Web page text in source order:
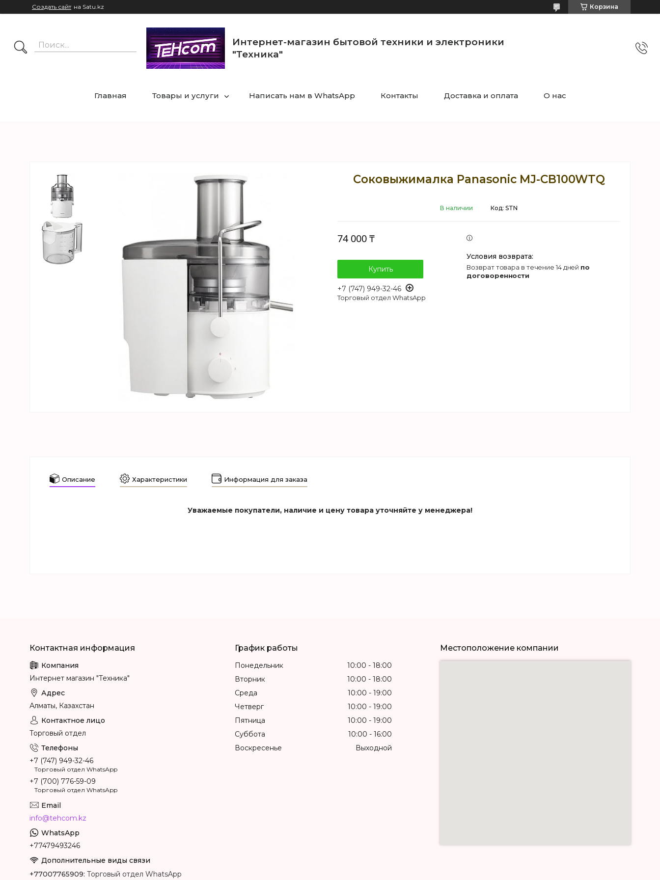
Создать сайт на Satu.kz Корзина
Интернет-магазин бытовой техники и электроники
"Техника"
Главная Товары и услуги Написать нам в WhatsApp Контакты Доставка и оплата О нас
Соковыжималка Panasonic MJ-CB100WTQ
В наличии Код: STN
74 000 ₸
Купить
+7 (747) 949-32-46
Торговый отдел WhatsApp
возврат товара в течение 14 дней по
договоренности
Описание Характеристики Информация для заказа
Уважаемые покупатели, наличие и цену товара уточняйте у менеджера!
Интернет магазин "Техника"
Алматы, Казахстан
Торговый отдел
+7 (747) 949-32-46
Торговый отдел WhatsApp
+7 (700) 776-59-09
Торговый отдел WhatsApp
info@tehcom.kz
+77479493246
+77007765909 Торговый отдел WhatsApp
График работы
Понедельник 10:00
18:00
Вторник
10:00
18:00
Среда
10:00
19:00
Четверг
10:00
19:00
Пятница
10:00
19:00
Суббота
10:00
16:00
Воскресенье
Выходной
Местоположение компании